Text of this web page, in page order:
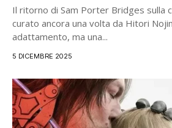
Il ritorno di Sam Porter Bridges sulla
curato ancora una volta da Hitori
adattamento, ma una...
5 DICEMBRE 2025